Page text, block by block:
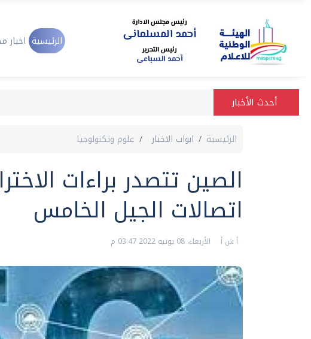
الرئيسية اخبار
أحدث الأخبار
الرئيسية ابواب الاخبار علوم وتكنولوجيا
الصين تتصدر براءات
اتصالات الجيل الخامس
أ ش أ الأربعاء، 08 يونيه 2022 03:47 م